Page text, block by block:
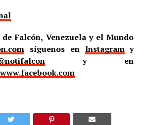
Falcón, Venezuela y el Mundo
síguenos en Instagramy
y en